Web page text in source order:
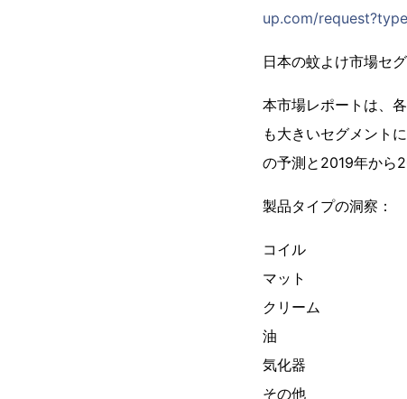
up.com/
日本の蚊よけ市場セ
本市場レポートは、
も大きいセグメント
の予測と2019年から
製品タイプの洞察：
コイル
マット
クリーム
油
気化器
その他